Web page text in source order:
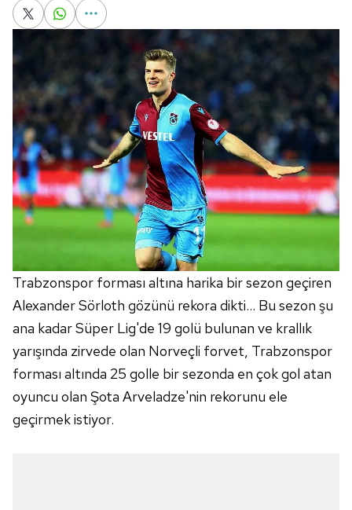
Trabzonspor forması altına harika bir sezon geçiren
Alexander Sörloth gözünü rekora dikti… Bu sezon şu
ana kadar Süper Lig'de 19 golü bulunan ve krallık
yarışında zirvede olan Norveçli forvet, Trabzonspor
forması altında 25 golle bir sezonda en çok gol atan
oyuncu olan Şota Arveladze'nin rekorunu ele
geçirmek istiyor.